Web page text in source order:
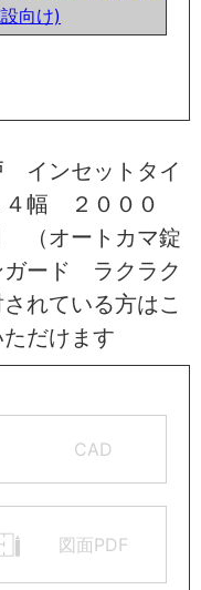
向け)
インセットタイ
幅 ２０００
オートカマ錠
ード ラクラク
れている方はこ
だけます
CAD
図面PDF